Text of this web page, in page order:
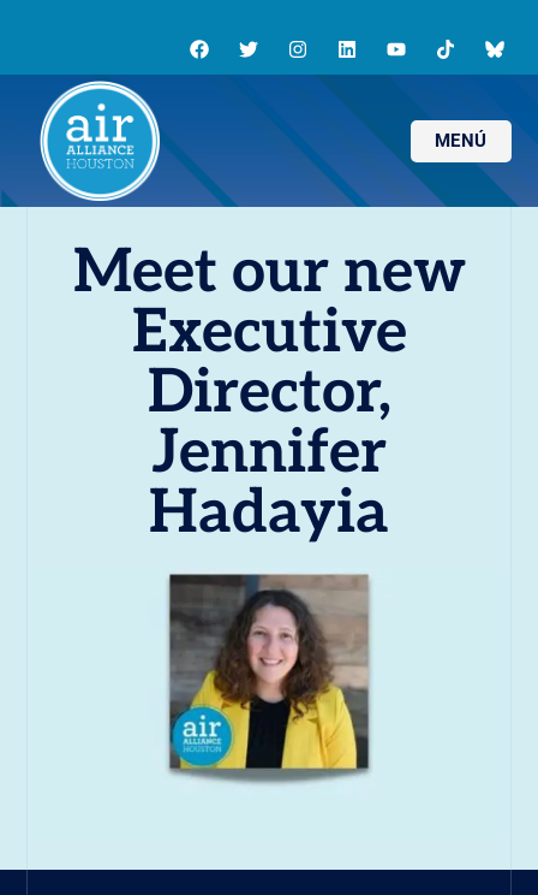
MENÚ
Meet our new
Executive
Director,
Jennifer
Hadayia